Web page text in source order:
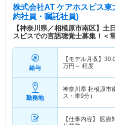
株式会社AT ケアホスピス東
約社員・嘱託社員)
【神奈川県／相模原市南区】土
スピスでの言語聴覚士募集！＜
給与
【モデル月収】
万円～ 程度
勤務地
神奈川県 相模原市
ス・車9分）
【仕事内容】 医